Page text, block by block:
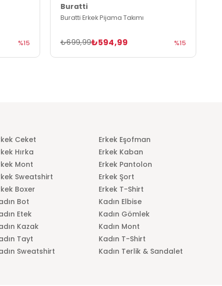
%15
Buratti
Buratti Erkek Pijama Takımı
₺594,99
₺699,99 %15
Ceket
Erkek Eşofman
Hırka
Erkek Kaban
Mont
Erkek Pantolon
Sweatshirt
Erkek Şort
Boxer
Erkek T-Shirt
Bot
Kadın Elbise
Etek
Kadın Gömlek
Kazak
Kadın Mont
Tayt
Kadın T-Shirt
Sweatshirt Kadın Terlik & Sandalet